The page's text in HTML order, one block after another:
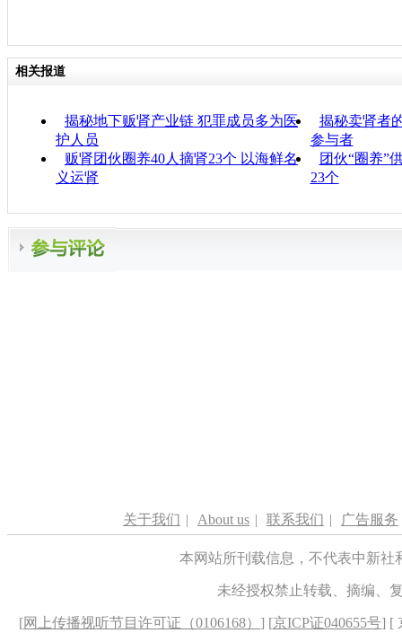
相关报道
揭秘地下贩肾产业链 犯罪成员多为医
护人员
揭秘卖肾者
参与者
贩肾团伙圈养40人摘肾23个 以海鲜名
义运肾
团伙“圈养”
23个
关于我们 | About us | 联系我们 | 广告服务
本网站所刊载信息，不代表中新
未经授权禁止转载、摘编、
[网上传播视听节目许可证（0106168） ] [京ICP证040655号] [